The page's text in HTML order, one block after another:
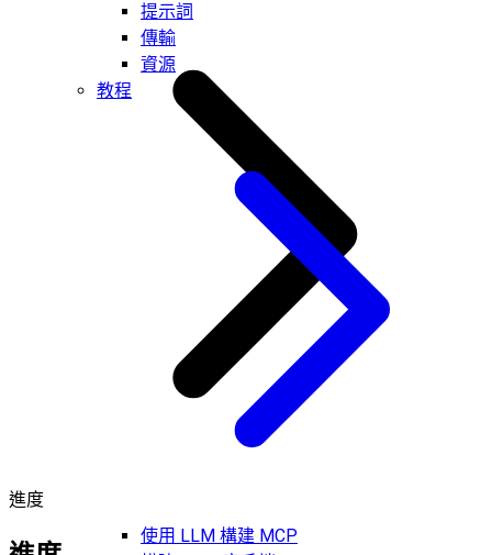
提示詞
傳輸
資源
教程
使用 LLM 構建 MCP
進度